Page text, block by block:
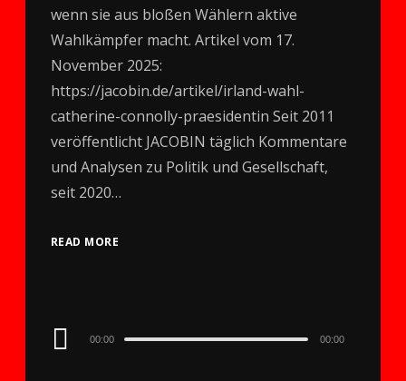
wenn sie aus bloßen Wählern aktive
Wahlkämpfer macht. Artikel vom 17.
November 2025:
https://jacobin.de/artikel/irland-wahl-
catherine-connolly-praesidentin Seit 2011
veröffentlicht JACOBIN täglich Kommentare
und Analysen zu Politik und Gesellschaft,
seit 2020…
READ MORE
Audio
00:00 00:00